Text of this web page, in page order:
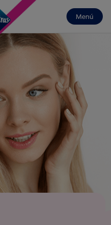
Menú